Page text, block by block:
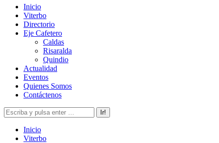
Facebook
page
opens
Twitter
page
opens
Instagram
page
opens
YouTube
page
opens
Inicio
Viterbo
Directorio
Eje Cafetero
Caldas
Risaralda
Quindio
Actualidad
Eventos
Quienes Somos
Contáctenos
Buscar:
Inicio
Viterbo